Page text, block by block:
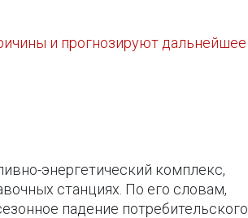
и прогнозируют дальнейшее
энергетический комплекс,
станциях. По его словам,
падение потребительского